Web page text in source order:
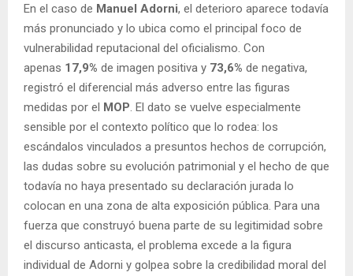
En el caso de Manuel Adorni, el deterioro aparece todavía
más pronunciado y lo ubica como el principal foco de
vulnerabilidad reputacional del oficialismo. Con
apenas 17,9% de imagen positiva y 73,6% de negativa,
registró el diferencial más adverso entre las figuras
medidas por el MOP. El dato se vuelve especialmente
sensible por el contexto político que lo rodea: los
escándalos vinculados a presuntos hechos de corrupción,
las dudas sobre su evolución patrimonial y el hecho de que
todavía no haya presentado su declaración jurada lo
colocan en una zona de alta exposición pública. Para una
fuerza que construyó buena parte de su legitimidad sobre
el discurso anticasta, el problema excede a la figura
individual de Adorni y golpea sobre la credibilidad moral del